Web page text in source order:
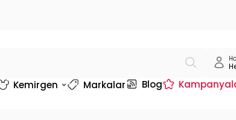
Kemirgen Markalar Blog